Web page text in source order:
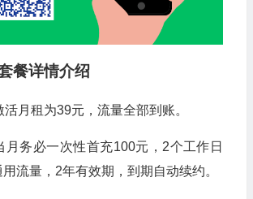
餐详情介绍
活月租为39元，流量全部到账。
月务必一次性首充100元，2个工作日
流量，2年有效期，到期自动续约。